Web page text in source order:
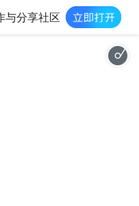
与分享社区
你的歌 （古筝演